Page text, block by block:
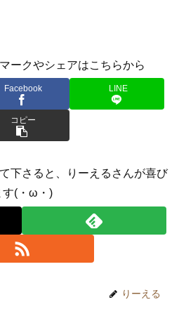
ークやシェアはこちらから
Facebook LINE
コピー
下さると、りーえるさんが喜び
す(・ω・)
りーえる